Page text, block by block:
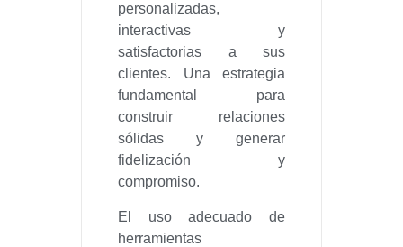
personalizadas,
interactivas y
satisfactorias a sus
clientes. Una estrategia
fundamental para
construir relaciones
sólidas y generar
fidelización y
compromiso.
El uso adecuado de
herramientas